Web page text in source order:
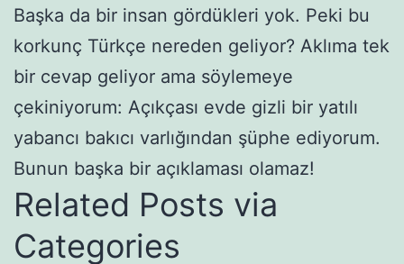
Başka da bir insan gördükleri yok. Peki bu
korkunç Türkçe nereden geliyor? Aklıma tek
bir cevap geliyor ama söylemeye
çekiniyorum: Açıkçası evde gizli bir yatılı
yabancı bakıcı varlığından şüphe ediyorum.
Bunun başka bir açıklaması olamaz!
Related Posts via
Categories